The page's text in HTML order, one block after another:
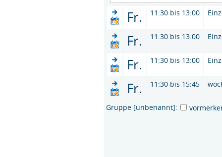
Fr. 11:30 bis 13:00
Fr. 11:30 bis 13:00
Fr. 11:30 bis 13:00
Fr. 11:30 bis 15:45
Gruppe [unbenannt]: